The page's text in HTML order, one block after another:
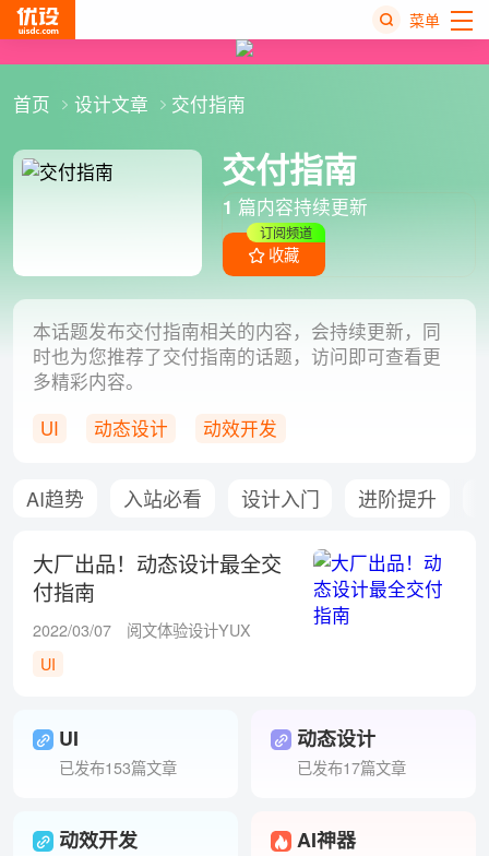
菜单
首页 设计文章 交付指南
交付指南
1 篇内容持续更新
收藏
订阅频道
本话题发布交付指南相关的内容，会持续更新，同
时也为您推荐了交付指南的话题，访问即可查看更
多精彩内容。
UI
动态设计 动效开发
AI趋势 入站必看 设计入门 进阶提升
大厂出品！动态设计最全交
付指南
2022/03/07
阅文体验设计YUX
UI
UI
已发布153篇文章
动态设计
已发布17篇文章
动效开发 AI神器